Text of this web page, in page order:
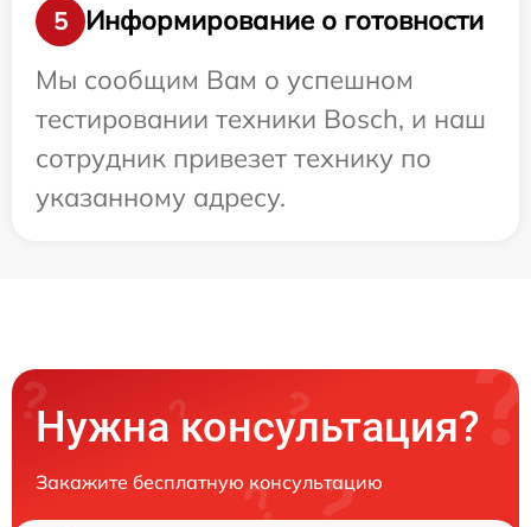
5
Информирование о готовности
Мы сообщим Вам о успешном
тестировании техники Bosch, и наш
сотрудник привезет технику по
указанному адресу.
Нужна консультация?
Закажите бесплатную консультацию